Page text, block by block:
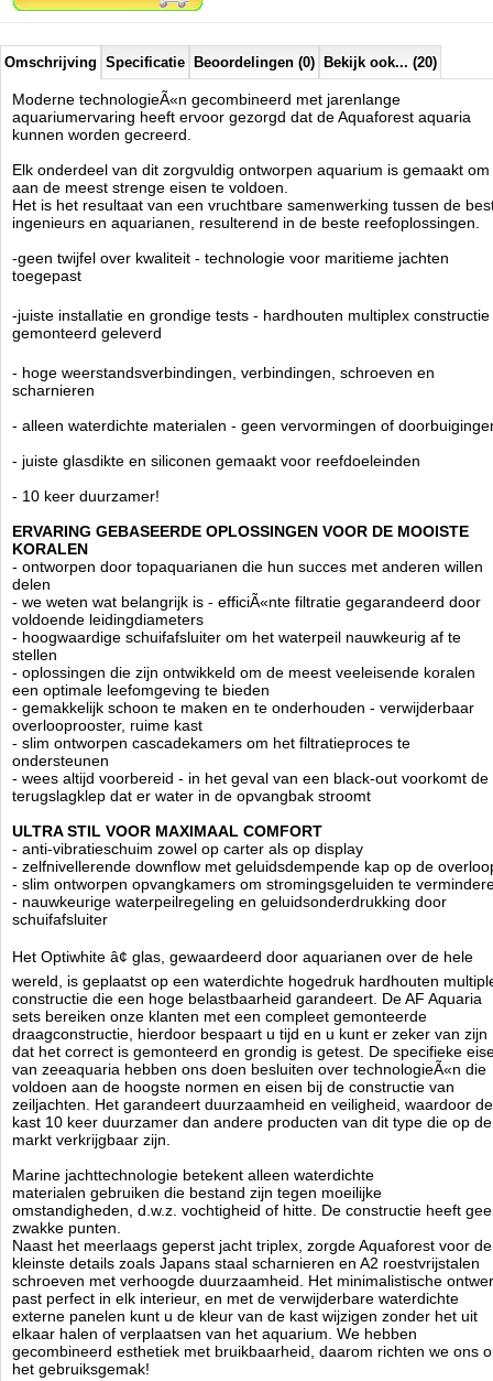
stellen
- oplossingen die zijn ontwikkeld om de meest veeleisende koralen
- gemakkelijk schoon te maken en te onderhouden - verwijderbaar
overlooprooster, ruime kast
- slim ontworpen cascadekamers om het filtratieproces te
ondersteunen
- wees altijd voorbereid - in het geval van een black-out voorkomt de
terugslagklep dat er water in de opvangbak stroomt
ULTRA STIL VOOR MAXIMAAL COMFORT
- anti-vibratieschuim zowel op carter als op display
- zelfnivellerende downflow met geluidsdempende kap op de overloop
- slim ontworpen opvangkamers om stromingsgeluiden te verminderen
- nauwkeurige waterpeilregeling en geluidsonderdrukking door
schuifafsluiter
Het Optiwhite Ã¢ÂÂ¢ glas, gewaardeerd door aquarianen over de hele
wereld, is geplaatst op een waterdichte hogedruk hardhouten multiplex
sets bereiken onze klanten met een compleet gemonteerde
draagconstructie, hierdoor bespaart u tijd en u kunt er zeker van zijn
dat het correct is gemonteerd en grondig is getest. De specifieke eisen
van zeeaquaria hebben ons doen besluiten over technologieÃÂ«n die
zeiljachten. Het garandeert duurzaamheid en veiligheid, waardoor de
markt verkrijgbaar zijn.
Marine jachttechnologie betekent alleen waterdichte
materialen gebruiken die bestand zijn tegen moeilijke
omstandigheden, d.w.z. vochtigheid of hitte. De constructie heeft geen
zwakke punten.
Naast het meerlaags geperst jacht triplex, zorgde Aquaforest voor de
kleinste details zoals Japans staal scharnieren en A2 roestvrijstalen
schroeven met verhoogde duurzaamheid. Het minimalistische ontwerp
past perfect in elk interieur, en met de verwijderbare waterdichte
externe panelen kunt u de kleur van de kast wijzigen zonder het uit
elkaar halen of verplaatsen van het aquarium. We hebben
gecombineerd esthetiek met bruikbaarheid, daarom richten we ons op
het gebruiksgemak!
- Verwijderbare externe panelen zijn afzonderlijk verkrijgbaar in 6
verschillende kleuren
- Volledig waterdicht met laserafwerking
- Door het brede kleurenpalet past de kast in elk interieur
- de hoogste transparantie OptiWhite
- vervormt de kleuren niet, is gemakkelijker schoon te houden
- duurzaam, randloos, met zwarte siliconen
- jarenlang getest door zeeaquarianen
- zwarte overloop, onder- en achterruit
- verbinding gemaakt van gespecialiseerde aquariumsiliconen
- professioneel antitrillingsschuim
- duurzaam PVC-opvangbak met speciale hydraulica
- hoog systeemvermogen gegarandeerd door geschikte buisdiameters
- cascadekamers met filtersokken (vervangbaar met AF-
mediareactoren)
- snelle installatie van loodgieterswerk, geen lijmen nodig!
- noodpijp (revisie) en kwaliteitsafsluiter voor nauwkeurige afstelling
- zelfnivellerende, stille downflow
- afneembaar, eenvoudig te reinigen overlooprooster
- terugslagklep voorkomt dat water in de opvangbak stroomt
- leidingen voor 2 retourpompen in twee grootste AF OceanGuard sets
- 10 keer duurzamer dan andere kasten
- constructie van waterdicht multiplex onder hoge druk, zwelt niet,
neemt geen water op, niet
vervormen
- hoge kast en laag carter bieden voldoende ruimte
- scharnieren gemaakt van Japans roestvrij staal van de hoogste
kwaliteit (bestand tegen zout en chemicaliÃÂ«n)
- minimalistisch ontwerp
- gemonteerd door Aquaforest, garantie voor correcte montage en
Omschrijving Specificatie Beoordelingen (0) Bekijk ook... (20)
Moderne technologieÃ«n gecombineerd met jarenlange
aquariumervaring heeft ervoor gezorgd dat de Aquaforest aquaria
kunnen worden gecreerd.
Elk onderdeel van dit zorgvuldig ontworpen aquarium is gemaakt om
aan de meest strenge eisen te voldoen.
Het is het resultaat van een vruchtbare samenwerking tussen de
ingenieurs en aquarianen, resulterend in de beste reefoplossingen.
-geen twijfel over kwaliteit - technologie voor maritieme jachten
toegepast
-juiste installatie en grondige tests - hardhouten multiplex constructie
gemonteerd geleverd
- hoge weerstandsverbindingen, verbindingen, schroeven en
scharnieren
- alleen waterdichte materialen - geen vervormingen of
- juiste glasdikte en siliconen gemaakt voor reefdoeleinden
- 10 keer duurzamer!
ERVARING GEBASEERDE OPLOSSINGEN VOOR DE MOOISTE
KORALEN
- ontworpen door topaquarianen die hun succes met anderen willen
delen
- we weten wat belangrijk is - efficiÃ«nte filtratie gegarandeerd door
voldoende leidingdiameters
- hoogwaardige schuifafsluiter om het waterpeil nauwkeurig af te
stellen
- oplossingen die zijn ontwikkeld om de meest veeleisende koralen
een optimale leefomgeving te bieden
- gemakkelijk schoon te maken en te onderhouden - verwijderbaar
overlooprooster, ruime kast
- slim ontworpen cascadekamers om het filtratieproces te
ondersteunen
- wees altijd voorbereid - in het geval van een black-out voorkomt de
terugslagklep dat er water in de opvangbak stroomt
ULTRA STIL VOOR MAXIMAAL COMFORT
- anti-vibratieschuim zowel op carter als op display
- zelfnivellerende downflow met geluidsdempende kap op de
- slim ontworpen opvangkamers om stromingsgeluiden te
- nauwkeurige waterpeilregeling en geluidsonderdrukking door
schuifafsluiter
Het Optiwhite â¢ glas, gewaardeerd door aquarianen over de hele
wereld, is geplaatst op een waterdichte hogedruk hardhouten
constructie die een hoge belastbaarheid garandeert. De AF Aquaria
sets bereiken onze klanten met een compleet gemonteerde
draagconstructie, hierdoor bespaart u tijd en u kunt er zeker van zijn
dat het correct is gemonteerd en grondig is getest. De specifieke
van zeeaquaria hebben ons doen besluiten over technologieÃ«n die
voldoen aan de hoogste normen en eisen bij de constructie van
zeiljachten. Het garandeert duurzaamheid en veiligheid, waardoor de
kast 10 keer duurzamer dan andere producten van dit type die op de
markt verkrijgbaar zijn.
Marine jachttechnologie betekent alleen waterdichte
materialen gebruiken die bestand zijn tegen moeilijke
omstandigheden, d.w.z. vochtigheid of hitte. De constructie heeft
zwakke punten.
Naast het meerlaags geperst jacht triplex, zorgde Aquaforest voor de
kleinste details zoals Japans staal scharnieren en A2 roestvrijstalen
schroeven met verhoogde duurzaamheid. Het minimalistische
past perfect in elk interieur, en met de verwijderbare waterdichte
externe panelen kunt u de kleur van de kast wijzigen zonder het uit
elkaar halen of verplaatsen van het aquarium. We hebben
gecombineerd esthetiek met bruikbaarheid, daarom richten we ons
het gebruiksgemak!